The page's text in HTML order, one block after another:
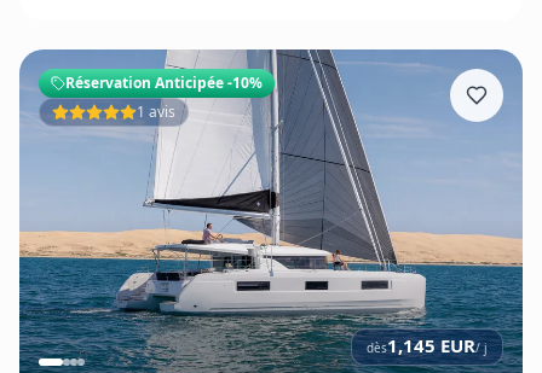
Réservation Anticipée-10%
1 avis
dès1,145 EUR/ j